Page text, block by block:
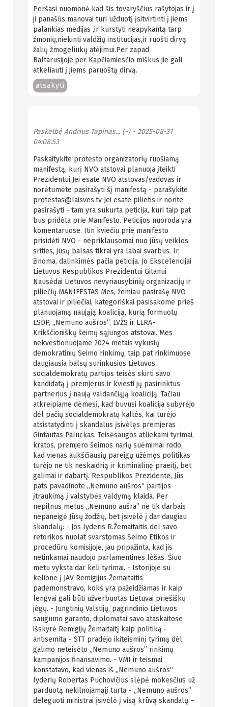
Peršasi nuomonė kad šis tovaryščius rašytojas ir į
ji panašūs manovai turi užduotį įsitvirtinti į jiems
palankias medijas ,ir kurstyti neapykantą tarp
žmonių,niekinti valdžių institucijas,ir ruošti dirvą
žalių žmogeliukų atėjimui.Per zapad
Baltarusijoje,per Kapčiamiesčio miškus jie gali
atkeliauti į jiems paruoštą dirvą.
atsakyti
Paskelbė Andrius Tapinas... (-)- 2025-08-31
04:08:53
Paskaitykite protesto organizatorių ruošiamą
manifestą, kurį NVO atstovai planuoja įteikti
Prezidentui Jei esate NVO atstovas/vadovas ir
norėtumėte pasirašyti šį manifestą - parašykite
protestas@laisves.tv Jei esate pilietis ir norite
pasirašyti - tam yra sukurta peticija, kuri taip pat
bus pridėta prie Manifesto. Peticijos nuoroda yra
komentaruose. Itin kviečiu prie manifesto
prisidėti NVO - nepriklausomai nuo jūsų veiklos
srities, jūsų balsas tikrai yra labai svarbus. Ir,
žinoma, dalinkimės pačia peticija. Jo Ekscelencijai
Lietuvos Respublikos Prezidentui Gitanui
Nausėdai Lietuvos nevyriausybinių organizacijų ir
piliečių MANIFESTAS Mes, žemiau pasirašę NVO
atstovai ir piliečiai, kategoriškai pasisakome prieš
planuojamą naująją koaliciją, kurią formuotų
LSDP, „Nemuno aušros“, LVŽS ir LLRA-
Krikščioniškų šeimų sąjungos atstovai. Mes
nekvestionuojame 2024 metais vykusių
demokratinių Seimo rinkimų, taip pat rinkimuose
daugiausia balsų surinkusios Lietuvos
socialdemokratų partijos teisės skirti savo
kandidatą į premjerus ir kviesti jų pasirinktus
partnerius į naują valdančiąją koaliciją. Tačiau
atkreipiame dėmesį, kad buvusi koalicija subyrėjo
dėl pačių socialdemokratų kaltės, kai turėjo
atsistatydinti į skandalus įsivėlęs premjeras
Gintautas Paluckas. Teisėsaugos atliekami tyrimai,
kratos, premjero šeimos narių suėmimai rodo,
kad vienas aukščiausių pareigų užėmęs politikas
turėjo ne tik neskaidrią ir kriminalinę praeitį, bet
galimai ir dabartį. Respublikos Prezidente, Jūs
pats pavadinote „Nemuno aušros“ partijos
įtraukimą į valstybės valdymą klaida. Per
nepilnus metus „Nemuno aušra” ne tik darbais
nepaneigė Jūsų žodžių, bet įsivėlė į dar daugiau
skandalų: - Jos lyderis R.Žemaitaitis del savo
retorikos nuolat svarstomas Seimo Etikos ir
procedūrų komisijoje, jau pripažinta, kad jis
netinkamai naudojo parlamentines lėšas. Šiuo
metu vyksta dar keli tyrimai. - Istorijoje su
kelione į JAV Remigijus Žemaitaitis
pademonstravo, koks yra pažeidžiamas ir kaip
lengvai gali būti užverbuotas Lietuvai priešiškų
jėgų. - Jungtinių Valstijų, pagrindinio Lietuvos
saugumo garanto, diplomatai savo ataskaitose
išskyrė Remigijų Žemaitaitį kaip politiką -
antisemitą - STT pradėjo ikiteisminį tyrimą dėl
galimo neteisėto „Nemuno aušros” rinkimų
kampanijos finansavimo. - VMI ir teismai
konstatavo, kad vienas iš „Nemuno aušros“
lyderių Robertas Puchovičius slėpė mokesčius už
parduotą nekilnojamąjį turtą - „Nemuno aušros”
deleguoti ministrai įsivėlė į visą krūvą skandalų –